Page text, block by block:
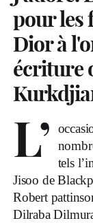
pour les
Dior à
écriture
L’
tels
Jisoo de
Robert
Dilraba